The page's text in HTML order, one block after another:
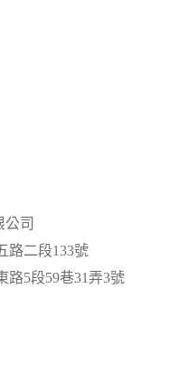
司
路二段133號
路5段59巷31弄3號